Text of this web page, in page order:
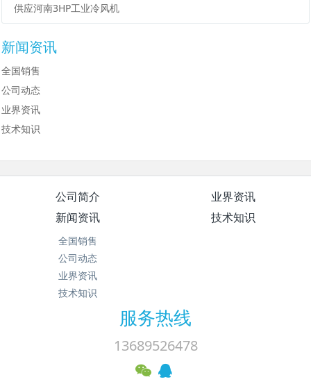
供应河南3HP工业冷风机
新闻资讯
全国销售
公司动态
业界资讯
技术知识
公司简介
业界资讯
新闻资讯
全国销售
公司动态
业界资讯
技术知识
技术知识
服务热线
13689526478